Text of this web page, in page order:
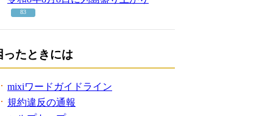
83
ったときには
mixiワードガイドライン
規約違反の通報